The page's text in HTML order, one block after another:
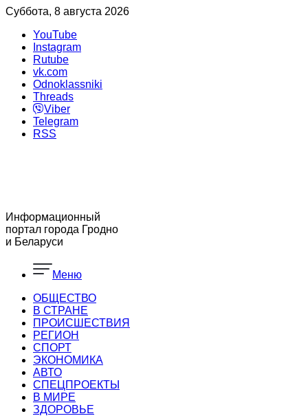
Суббота, 8 августа 2026
YouTube
Instagram
Rutube
vk.com
Odnoklassniki
Threads
Viber
Telegram
RSS
Информационный
портал города Гродно
и Беларуси
Меню
ОБЩЕСТВО
В СТРАНЕ
ПРОИСШЕСТВИЯ
РЕГИОН
CПОРТ
ЭКОНОМИКА
АВТО
СПЕЦПРОЕКТЫ
В МИРЕ
ЗДОРОВЬЕ